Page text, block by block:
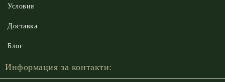
Условия
Доставка
Блог
Информация за контакти: